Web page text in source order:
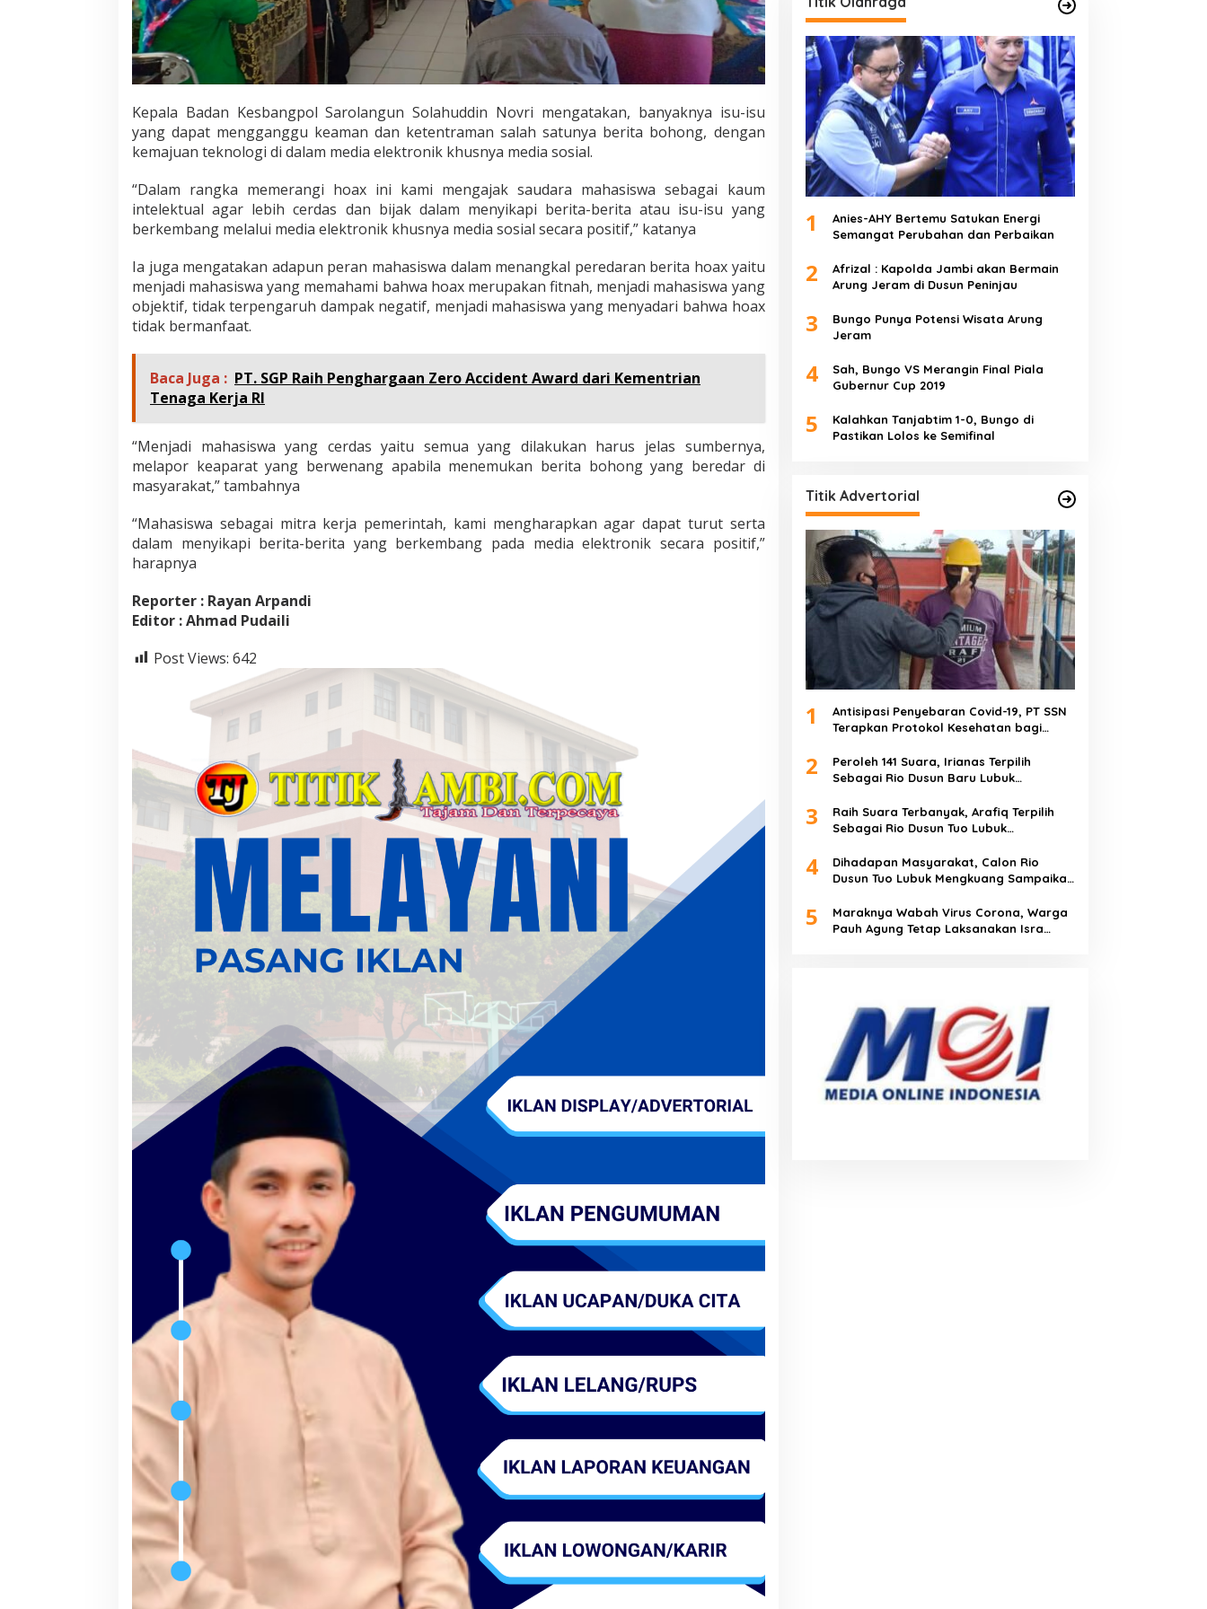
Kepala Badan Kesbangpol Sarolangun Solahuddin Novri mengatakan, banyaknya isu-isu
yang dapat mengganggu keaman dan ketentraman salah satunya berita bohong, dengan
kemajuan teknologi di dalam media elektronik khusnya media sosial.
“Dalam rangka memerangi hoax ini kami mengajak saudara mahasiswa sebagai kaum
intelektual agar lebih cerdas dan bijak dalam menyikapi berita-berita atau isu-isu yang
berkembang melalui media elektronik khusnya media sosial secara positif,” katanya
Ia juga mengatakan adapun peran mahasiswa dalam menangkal peredaran berita hoax yaitu
menjadi mahasiswa yang memahami bahwa hoax merupakan fitnah, menjadi mahasiswa yang
objektif, tidak terpengaruh dampak negatif, menjadi mahasiswa yang menyadari bahwa hoax
tidak bermanfaat.
Baca Juga : PT. SGP Raih Penghargaan Zero Accident Award dari Kementrian
Tenaga Kerja RI
“Menjadi mahasiswa yang cerdas yaitu semua yang dilakukan harus jelas sumbernya,
melapor keaparat yang berwenang apabila menemukan berita bohong yang beredar di
masyarakat,” tambahnya
“Mahasiswa sebagai mitra kerja pemerintah, kami mengharapkan agar dapat turut serta
dalam menyikapi berita-berita yang berkembang pada media elektronik secara positif,”
harapnya
Reporter : Rayan Arpandi
Editor : Ahmad Pudaili
Post Views: 642
1
Anies-AHY Bertemu Satukan Energi
Semangat Perubahan dan Perbaikan
2
Afrizal : Kapolda Jambi akan Bermain
Arung Jeram di Dusun Peninjau
3
Bungo Punya Potensi Wisata Arung
Jeram
4
Sah, Bungo VS Merangin Final Piala
Gubernur Cup 2019
5
Kalahkan Tanjabtim 1-0, Bungo di
Pastikan Lolos ke Semifinal
Titik Advertorial
1
Antisipasi Penyebaran Covid-19, PT SSN
Terapkan Protokol Kesehatan bagi
2
Peroleh 141 Suara, Irianas Terpilih
Sebagai Rio Dusun Baru Lubuk
3
Raih Suara Terbanyak, Arafiq Terpilih
Sebagai Rio Dusun Tuo Lubuk
4
Dihadapan Masyarakat, Calon Rio
Dusun Tuo Lubuk Mengkuang Sampaikan
5
Maraknya Wabah Virus Corona, Warga
Pauh Agung Tetap Laksanakan Isra